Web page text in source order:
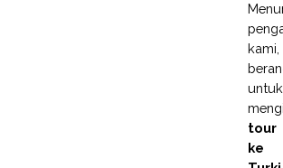
kami,
untuk
tour
ke